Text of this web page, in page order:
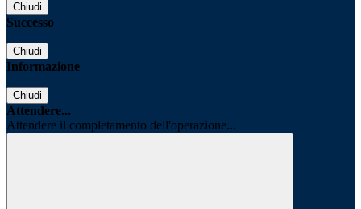
Chiudi
Successo
Chiudi
Informazione
Chiudi
Attendere...
Attendere il completamento dell'operazione...